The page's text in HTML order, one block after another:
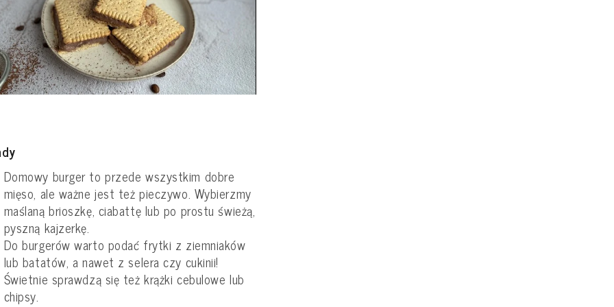
Domowy burger to przede wszystkim dobre
mięso, ale ważne jest też pieczywo. Wybierzmy
maślaną brioszkę, ciabattę lub po prostu świeżą,
pyszną kajzerkę.
Do burgerów warto podać frytki z ziemniaków
lub batatów, a nawet z selera czy cukinii!
Świetnie sprawdzą się też krążki cebulowe lub
chipsy.